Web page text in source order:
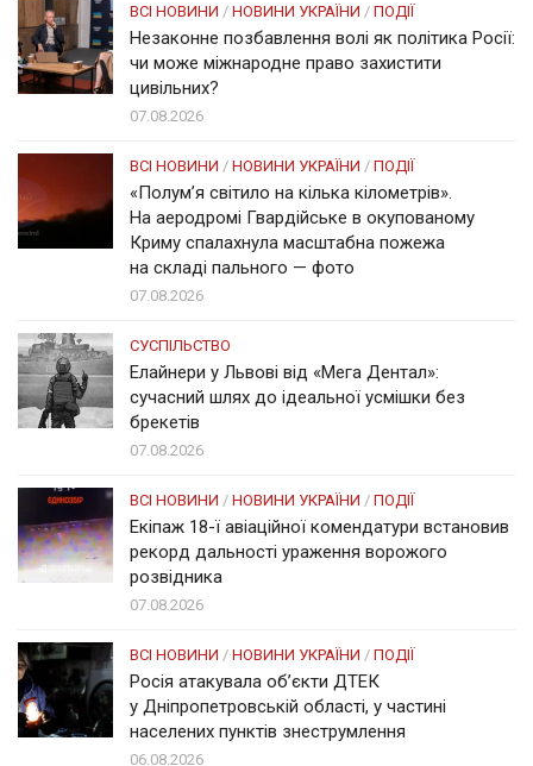
ВСІ НОВИНИ / НОВИНИ УКРАЇНИ / ПОДІЇ
Незаконне позбавлення волі як політика Росії:
чи може міжнародне право захистити
цивільних?
07.08.2026
ВСІ НОВИНИ / НОВИНИ УКРАЇНИ / ПОДІЇ
«Полум’я світило на кілька кілометрів».
На аеродромі Гвардійське в окупованому
Криму спалахнула масштабна пожежа
на складі пального — фото
07.08.2026
СУСПІЛЬСТВО
Елайнери у Львові від «Мега Дентал»:
сучасний шлях до ідеальної усмішки без
брекетів
07.08.2026
ВСІ НОВИНИ / НОВИНИ УКРАЇНИ / ПОДІЇ
Екіпаж 18-ї авіаційної комендатури встановив
рекорд дальності ураження ворожого
розвідника
07.08.2026
ВСІ НОВИНИ / НОВИНИ УКРАЇНИ / ПОДІЇ
Росія атакувала об’єкти ДТЕК
у Дніпропетровській області, у частині
населених пунктів знеструмлення
06.08.2026